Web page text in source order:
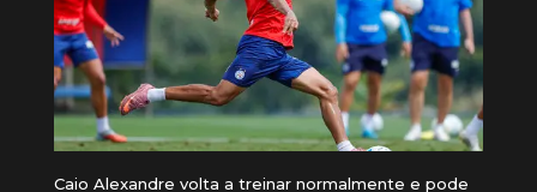
Caio Alexandre volta a treinar normalmente e pode